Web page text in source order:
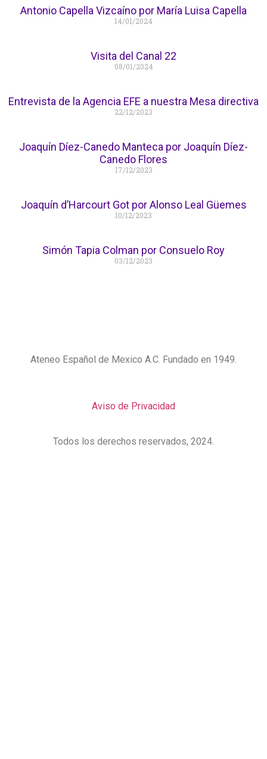
Antonio Capella Vizcaíno por María Luisa Capella
14/01/2024
Visita del Canal 22
08/01/2024
Entrevista de la Agencia EFE a nuestra Mesa directiva
22/12/2023
Joaquín Díez-Canedo Manteca por Joaquín Díez-
Canedo Flores
17/12/2023
Joaquín d’Harcourt Got por Alonso Leal Güemes
10/12/2023
Simón Tapia Colman por Consuelo Roy
03/12/2023
Ateneo Español de Mexico A.C. Fundado en 1949.
Aviso de Privacidad
Todos los derechos reservados, 2024.